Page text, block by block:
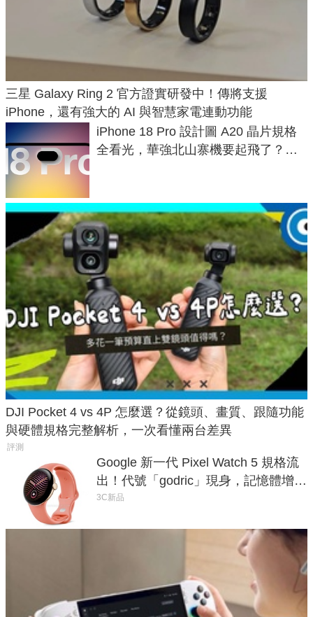
三星 Galaxy Ring 2 官方證實研發中！傳將支援
iPhone，還有強大的 AI 與智慧家電連動功能
iPhone 18 Pro 設計圖 A20 晶片規格
全看光，華強北山寨機要起飛了？專
DJI Pocket 4 vs 4P 怎麼選？從鏡頭、畫質、跟隨功能
與硬體規格完整解析，一次看懂兩台差異
評測
Google 新一代 Pixel Watch 5 規格流
出！代號「godric」現身，記憶體增強
鎖定 AI 應用
3C新品